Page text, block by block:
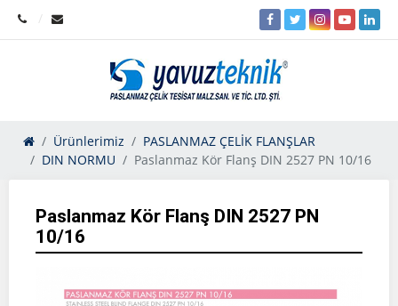
Ürünlerimiz
PASLANMAZ ÇELİK FLANŞLAR
DIN NORMU
Paslanmaz Kör Flanş DIN 2527 PN 10/16
Paslanmaz Kör Flanş DIN 2527 PN
10/16